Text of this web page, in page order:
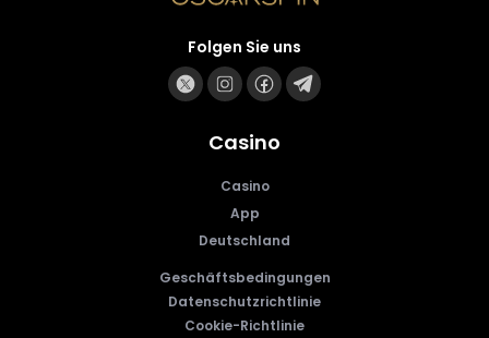
Folgen Sie uns
Casino
Casino
App
Deutschland
Geschäftsbedingungen
Datenschutzrichtlinie
Cookie-Richtlinie